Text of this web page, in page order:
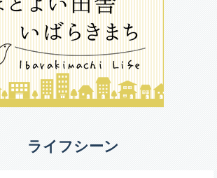
ライフシーン